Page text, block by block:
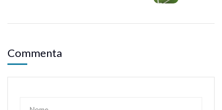
Commenta